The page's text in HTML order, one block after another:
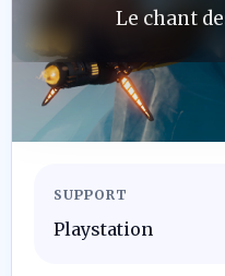
Le chant
SUPPORT
Playstation